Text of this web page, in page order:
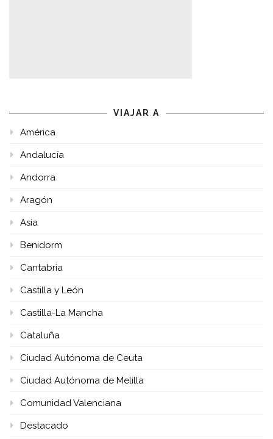
VIAJAR A
América
Andalucía
Andorra
Aragón
Asia
Benidorm
Cantabria
Castilla y León
Castilla-La Mancha
Cataluña
Ciudad Autónoma de Ceuta
Ciudad Autónoma de Melilla
Comunidad Valenciana
Destacado